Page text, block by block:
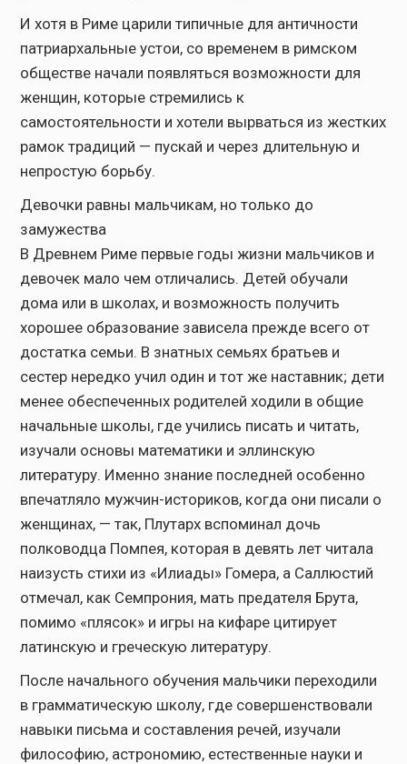
И хотя в Риме царили типичные для античности
патриархальные устои, со временем в римском
обществе начали появляться возможности для
женщин, которые стремились к
самостоятельности и хотели вырваться из жестких
рамок традиций — пускай и через длительную и
непростую борьбу.
Девочки равны мальчикам, но только до
замужества
В Древнем Риме первые годы жизни мальчиков и
девочек мало чем отличались. Детей обучали
дома или в школах, и возможность получить
хорошее образование зависела прежде всего от
достатка семьи. В знатных семьях братьев и
сестер нередко учил один и тот же наставник; дети
менее обеспеченных родителей ходили в общие
начальные школы, где учились писать и читать,
изучали основы математики и эллинскую
литературу. Именно знание последней особенно
впечатляло мужчин-историков, когда они писали о
женщинах, — так, Плутарх вспоминал дочь
полководца Помпея, которая в девять лет читала
наизусть стихи из «Илиады» Гомера, а Саллюстий
отмечал, как Семпрония, мать предателя Брута,
помимо «плясок» и игры на кифаре цитирует
латинскую и греческую литературу.
После начального обучения мальчики переходили
в грамматическую школу, где совершенствовали
навыки письма и составления речей, изучали
философию, астрономию, естественные науки и